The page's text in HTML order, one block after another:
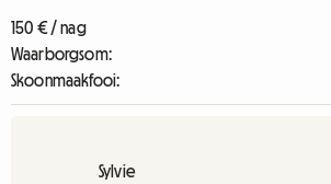
150 € / nag
Waarborgsom:
Skoonmaakfooi:
Sylvie